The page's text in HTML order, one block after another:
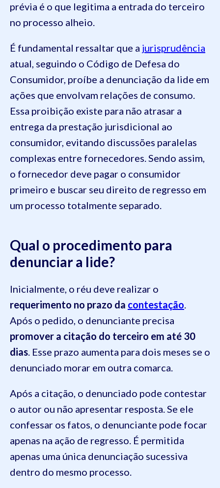
prévia é o que legitima a entrada do terceiro
no processo alheio.
É fundamental ressaltar que a jurisprudência
atual, seguindo o Código de Defesa do
Consumidor, proíbe a denunciação da lide em
ações que envolvam relações de consumo.
Essa proibição existe para não atrasar a
entrega da prestação jurisdicional ao
consumidor, evitando discussões paralelas
complexas entre fornecedores. Sendo assim,
o fornecedor deve pagar o consumidor
primeiro e buscar seu direito de regresso em
um processo totalmente separado.
Qual o procedimento para
denunciar a lide?
Inicialmente, o réu deve realizar o
requerimento no prazo da contestação.
Após o pedido, o denunciante precisa
promover a citação do terceiro em até 30
dias. Esse prazo aumenta para dois meses se o
denunciado morar em outra comarca.
Após a citação, o denunciado pode contestar
o autor ou não apresentar resposta. Se ele
confessar os fatos, o denunciante pode focar
apenas na ação de regresso. É permitida
apenas uma única denunciação sucessiva
dentro do mesmo processo.